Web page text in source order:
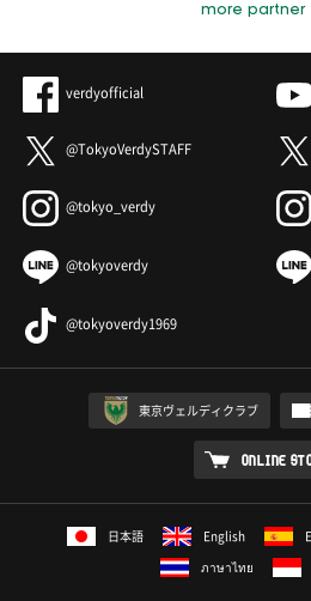
more partner
verdyofficial
@TokyoVerdySTAFF
@tokyo_verdy
@tokyoverdy
@tokyoverdy1969
東京ヴェルディクラブ
ONLINE
日本語 English
ภาษาไทย